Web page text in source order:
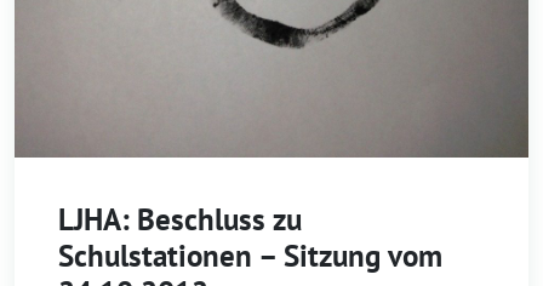
LJHA: Beschluss zu
Schulstationen – Sitzung vom